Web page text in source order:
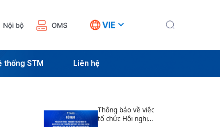
thống STM Liên hệ
Thông báo về việc
tổ chức Hội nghị